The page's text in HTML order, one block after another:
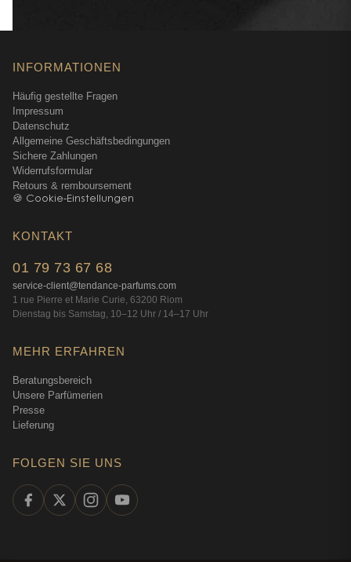
INFORMATIONEN
Häufig gestellte Fragen
Impressum
Datenschutz
Allgemeine Geschäftsbedingungen
Sichere Zahlungen
Widerrufsformular
Retours & remboursement
🍪 Cookie-Einstellungen
KONTAKT
01 79 73 67 68
service-client@tendance-parfums.com
1 rue Pierre et Marie Curie, 63200 Riom
Dienstag bis Samstag, 10–12 Uhr / 14–17 Uhr
MEHR ERFAHREN
Beratungsbereich
Unsere Parfümerien
Presse
Lieferung
FOLGEN SIE UNS